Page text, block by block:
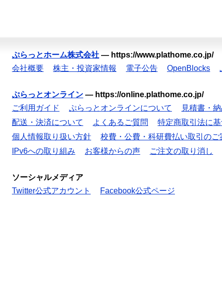
ぷらっとホーム株式会社 — https://www.plathome.co.jp/
会社概要
株主・投資家情報 電子公告 OpenBlocks
ぷらっとオンライン — https://online.plathome.co.jp/
ご利用ガイド
ぷらっとオンラインについて
見積書・
配送・決済について
よくあるご質問
特定商取引法に
個人情報取り扱い方針
校費・公費・科研費払い取引のご
IPv6への取り組み
お客様からの声 ご注文の取り消し
ソーシャルメディア
Twitter公式アカウント
Facebook公式ページ